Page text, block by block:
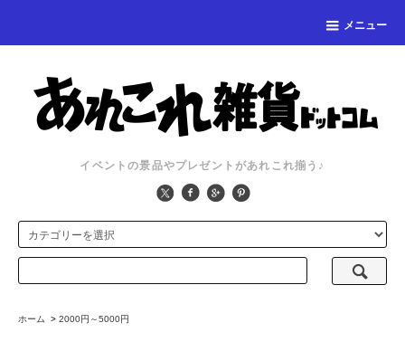
メニュー
イベントの景品やプレゼントがあれこれ揃う♪
ホーム > 2000円～5000円